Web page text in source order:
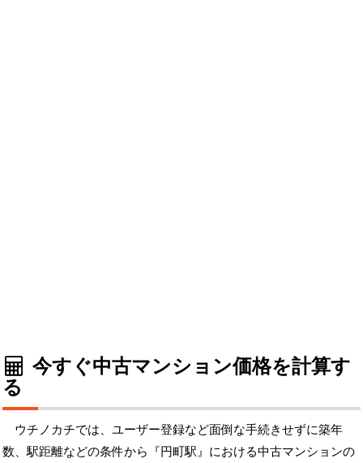
今すぐ中古マンション価格を計算す
る
ウチノカチでは、ユーザー登録など面倒な手続きせずに築年
数、駅距離などの条件から『円町駅』における中古マンションの